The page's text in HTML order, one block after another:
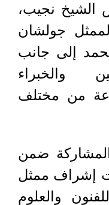
الشيخ نجيب،
جولشان
إلى جانب
والخبراء
من مختلف
المشاركة ضمن
إشراف ممثل
والعلوم